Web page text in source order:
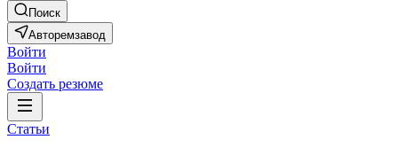
Поиск
Авторемзавод
Войти
Войти
Создать резюме
Статьи